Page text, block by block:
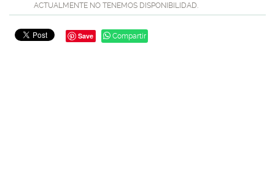
ACTUALMENTE NO TENEMOS DISPONIBILIDAD.
Save Compartir